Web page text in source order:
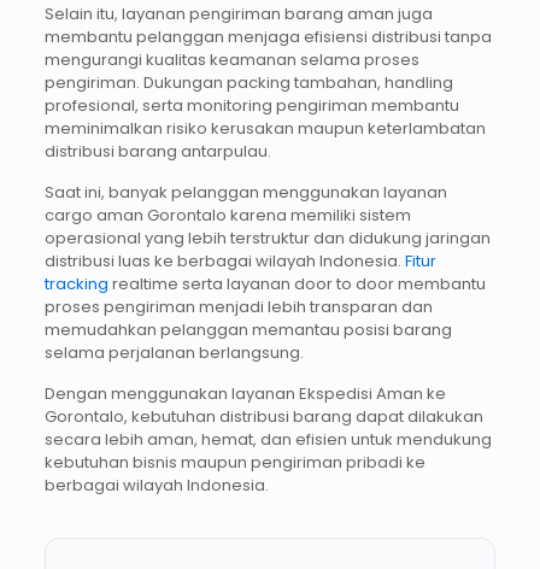
Selain itu, layanan pengiriman barang aman juga
membantu pelanggan menjaga efisiensi distribusi tanpa
mengurangi kualitas keamanan selama proses
pengiriman. Dukungan packing tambahan, handling
profesional, serta monitoring pengiriman membantu
meminimalkan risiko kerusakan maupun keterlambatan
distribusi barang antarpulau.
Saat ini, banyak pelanggan menggunakan layanan
cargo aman Gorontalo karena memiliki sistem
operasional yang lebih terstruktur dan didukung jaringan
distribusi luas ke berbagai wilayah Indonesia. Fitur
tracking realtime serta layanan door to door membantu
proses pengiriman menjadi lebih transparan dan
memudahkan pelanggan memantau posisi barang
selama perjalanan berlangsung.
Dengan menggunakan layanan Ekspedisi Aman ke
Gorontalo, kebutuhan distribusi barang dapat dilakukan
secara lebih aman, hemat, dan efisien untuk mendukung
kebutuhan bisnis maupun pengiriman pribadi ke
berbagai wilayah Indonesia.